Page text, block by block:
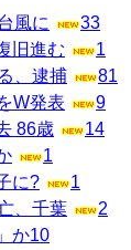
風に
33
旧進む
1
、逮捕
81
W発表
9
86歳
14
1
に?
1
、千葉
2
か10